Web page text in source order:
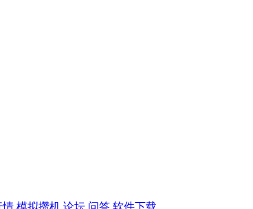
情 模拟攒机 论坛 问答 软件下载